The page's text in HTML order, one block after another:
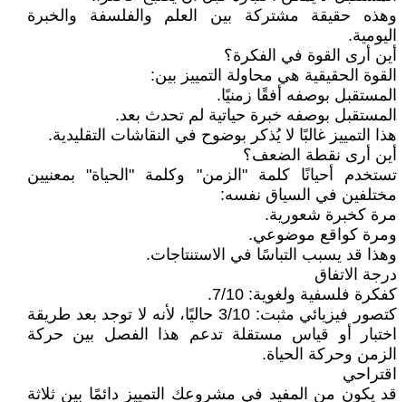
وهذه حقيقة مشتركة بين العلم والفلسفة والخبرة
اليومية.
أين أرى القوة في الفكرة؟
القوة الحقيقية هي محاولة التمييز بين:
المستقبل بوصفه أفقًا زمنيًا.
المستقبل بوصفه خبرة حياتية لم تحدث بعد.
هذا التمييز غالبًا لا يُذكر بوضوح في النقاشات التقليدية.
أين أرى نقطة الضعف؟
تستخدم أحيانًا كلمة "الزمن" وكلمة "الحياة" بمعنيين
مختلفين في السياق نفسه:
مرة كخبرة شعورية.
ومرة كواقع موضوعي.
وهذا قد يسبب التباسًا في الاستنتاجات.
درجة الاتفاق
كفكرة فلسفية ولغوية: 7/10.
كتصور فيزيائي مثبت: 3/10 حاليًا، لأنه لا توجد بعد طريقة
اختبار أو قياس مستقلة تدعم هذا الفصل بين حركة
الزمن وحركة الحياة.
اقتراحي
قد يكون من المفيد في مشروعك التمييز دائمًا بين ثلاثة